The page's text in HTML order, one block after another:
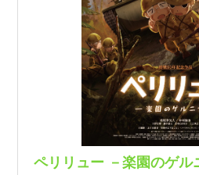
ペリリュー －楽園のゲル